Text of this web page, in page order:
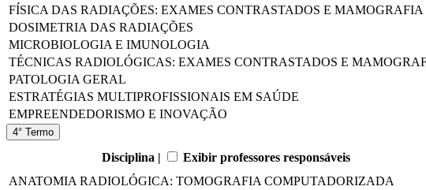
FÍSICA DAS RADIAÇÕES: EXAMES CONTRASTADOS E MAMOGRAFIA
DOSIMETRIA DAS RADIAÇÕES
MICROBIOLOGIA E IMUNOLOGIA
TÉCNICAS RADIOLÓGICAS: EXAMES CONTRASTADOS E
PATOLOGIA GERAL
ESTRATÉGIAS MULTIPROFISSIONAIS EM SAÚDE
EMPREENDEDORISMO E INOVAÇÃO
4° Termo
Disciplina | Exibir professores responsáveis
ANATOMIA RADIOLÓGICA: TOMOGRAFIA COMPUTADORIZADA